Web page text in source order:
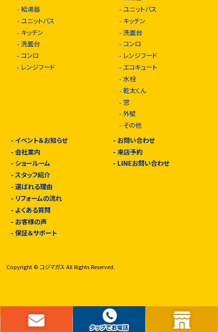
- 給湯器
- ユニットバス
- キッチン
- 洗面台
- コンロ
- レンジフード
- ユニットバス
- キッチン
-洗面台
- コンロ
- レンジフード
- エコキュート
-水栓
-乾太くん
- 窓
-外壁
- その他
- イベント＆お知らせ
- 会社案内
- ショールーム
- スタッフ紹介
- 選ばれる理由
- リフォームの流れ
- よくある質問
- お客様の声
- 保証＆サポート
- お問い合わせ
- 来店予約
- LINEお問い合わせ
Copyright © コジマガス All Rights Reserved.